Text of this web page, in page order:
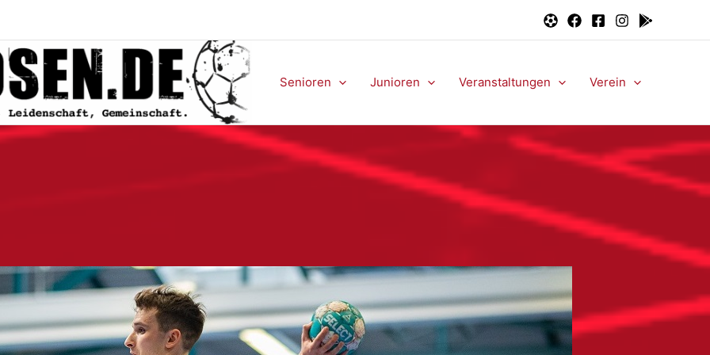
Senioren Junioren Veranstaltungen Verein